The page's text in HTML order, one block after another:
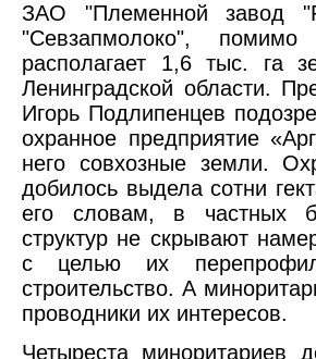
ЗАО "Племенной завод
"Севзапмолоко",
располагает 1,6 тыс. га
Ленинградской области.
Игорь Подлипенцев
охранное предприятие
него совхозные земли.
добилось выдела сотни
его словам, в частных
структур не скрывают
с целью их
строительство. А
проводники их интересов.
Четыреста миноритариев